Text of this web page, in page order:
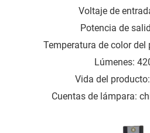
Voltaje de
Potencia de
Temperatura de color del
Lúmenes:
Vida del
Cuentas de lámpara: